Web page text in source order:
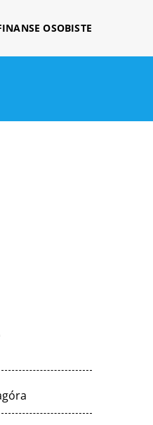
OSOBISTE